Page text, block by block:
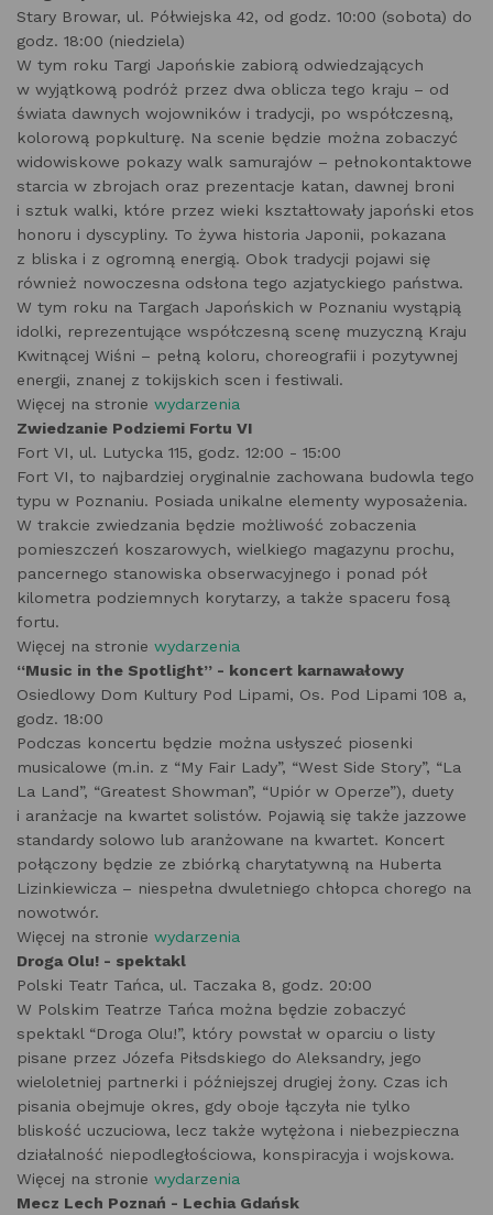
Stary Browar, ul. Półwiejska 42, od godz. 10:00 (sobota) do
godz. 18:00 (niedziela)
W tym roku Targi Japońskie zabiorą odwiedzających
w wyjątkową podróż przez dwa oblicza tego kraju – od
świata dawnych wojowników i tradycji, po współczesną,
kolorową popkulturę. Na scenie będzie można zobaczyć
widowiskowe pokazy walk samurajów – pełnokontaktowe
starcia w zbrojach oraz prezentacje katan, dawnej broni
i sztuk walki, które przez wieki kształtowały japoński etos
honoru i dyscypliny. To żywa historia Japonii, pokazana
z bliska i z ogromną energią. Obok tradycji pojawi się
również nowoczesna odsłona tego azjatyckiego państwa.
W tym roku na Targach Japońskich w Poznaniu wystąpią
idolki, reprezentujące współczesną scenę muzyczną Kraju
Kwitnącej Wiśni – pełną koloru, choreografii i pozytywnej
energii, znanej z tokijskich scen i festiwali.
Więcej na stronie wydarzenia
Zwiedzanie Podziemi Fortu VI
Fort VI, ul. Lutycka 115, godz. 12:00 - 15:00
Fort VI, to najbardziej oryginalnie zachowana budowla tego
typu w Poznaniu. Posiada unikalne elementy wyposażenia.
W trakcie zwiedzania będzie możliwość zobaczenia
pomieszczeń koszarowych, wielkiego magazynu prochu,
pancernego stanowiska obserwacyjnego i ponad pół
kilometra podziemnych korytarzy, a także spaceru fosą
fortu.
Więcej na stronie wydarzenia
“Music in the Spotlight” - koncert karnawałowy
Osiedlowy Dom Kultury Pod Lipami, Os. Pod Lipami 108 a,
godz. 18:00
Podczas koncertu będzie można usłyszeć piosenki
musicalowe (m.in. z “My Fair Lady”, “West Side Story”, “La
La Land”, “Greatest Showman”, “Upiór w Operze”), duety
i aranżacje na kwartet solistów. Pojawią się także jazzowe
standardy solowo lub aranżowane na kwartet. Koncert
połączony będzie ze zbiórką charytatywną na Huberta
Lizinkiewicza – niespełna dwuletniego chłopca chorego na
nowotwór.
Więcej na stronie wydarzenia
Droga Olu! - spektakl
Polski Teatr Tańca, ul. Taczaka 8, godz. 20:00
W Polskim Teatrze Tańca można będzie zobaczyć
spektakl “Droga Olu!”, który powstał w oparciu o listy
pisane przez Józefa Piłsdskiego do Aleksandry, jego
wieloletniej partnerki i późniejszej drugiej żony. Czas ich
pisania obejmuje okres, gdy oboje łączyła nie tylko
bliskość uczuciowa, lecz także wytężona i niebezpieczna
działalność niepodległościowa, konspiracyja i wojskowa.
Więcej na stronie wydarzenia
Mecz Lech Poznań - Lechia Gdańsk